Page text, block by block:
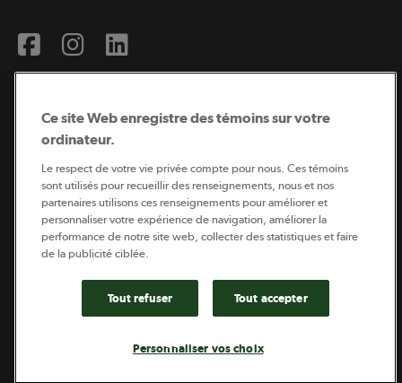
Coopérateur est publié par Sollio Groupe Coopératif.
Il est l’outil d’information de la coopération agricole
québécoise.
Ce site Web enregistre des témoins sur votre
ordinateur.
Le respect de votre vie privée compte pour nous. Ces témoins
sont utilisés pour recueillir des renseignements, nous et nos
partenaires utilisons ces renseignements pour améliorer et
personnaliser votre expérience de navigation, améliorer la
performance de notre site web, collecter des statistiques et faire
de la publicité ciblée.
Tout refuser Tout accepter
Personnaliser vos choix